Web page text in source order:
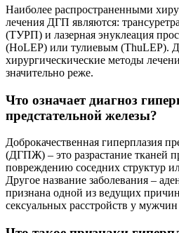
Наиболее распространенными
лечения ДГП являются:
(ТУРП) и лазерная энуклеация
(HoLEP) или тулиевым (ThuLEP).
хирургическические методы
значительно реже.
Что означает диагноз
предстательной железы?
Доброкачественная гиперплазия
(ДГПЖ) – это разрастание тканей
повреждению соседних структур
Другое название заболевания –
признана одной из ведущих
сексуальных расстройств у мужчин